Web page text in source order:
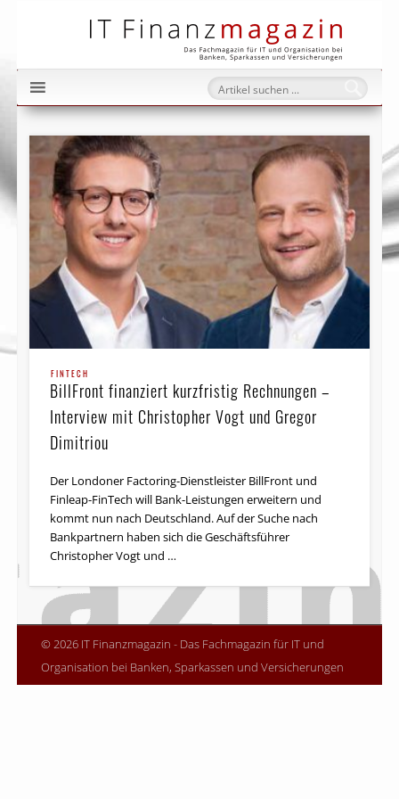
FINTECH
BillFront finanziert kurzfristig Rechnungen –
Interview mit Christopher Vogt und Gregor
Dimitriou
Der Londoner Factoring-Dienstleister BillFront und
Finleap-FinTech will Bank-Leistungen erweitern und
kommt nun nach Deutschland. Auf der Suche nach
Bankpartnern haben sich die Geschäftsführer
Christopher Vogt und …
© 2026 IT Finanzmagazin - Das Fachmagazin für IT und
Organisation bei Banken, Sparkassen und Versicherungen